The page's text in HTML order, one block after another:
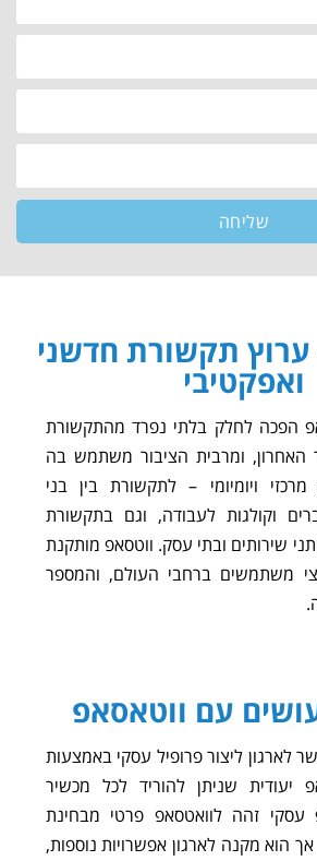
שליחה
ערוץ תקשורת חדשני
ואפקטיבי
הפכה לחלק בלתי נפרד מהתקשורת
האחרון, ומרבית הציבור משתמש בה
ויומיומי – לתקשורת בין בני
וקולגות לעבודה, וגם בתקשורת
שירותים ובתי עסק. ווטסאפ מותקנת
משתמשים ברחבי העולם, והמספר
עם ווטאסאפ
לארגון ליצור פרופיל עסקי באמצעות
יעודית שניתן להוריד לכל מכשיר
עסקי זהה לוואטסאפ פרטי מבחינת
מקנה לארגון אפשרויות נוספות,